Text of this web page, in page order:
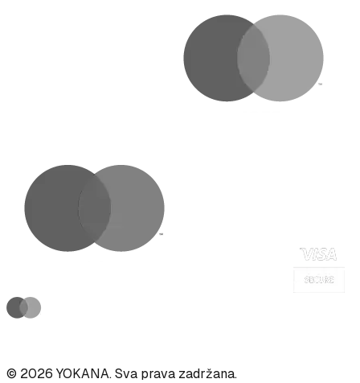
© 2026 YOKANA.Sva prava zadržana.